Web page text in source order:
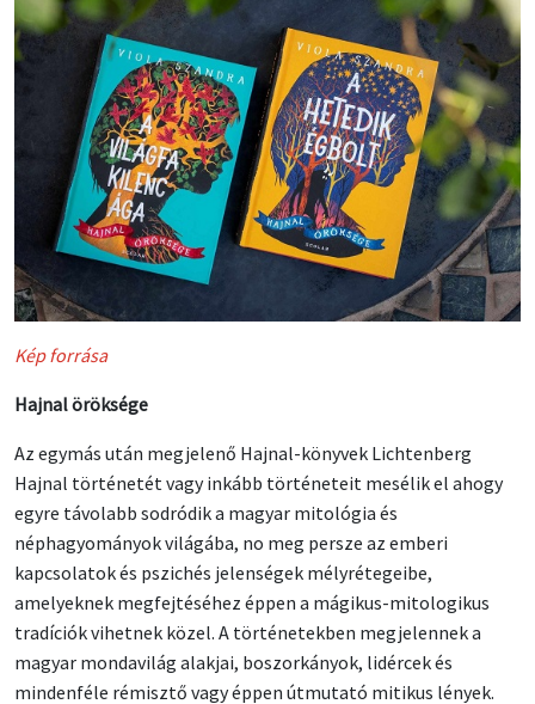
Kép forrása
Hajnal öröksége
Az egymás után megjelenő Hajnal-könyvek Lichtenberg
Hajnal történetét vagy inkább történeteit mesélik el ahogy
egyre távolabb sodródik a magyar mitológia és
néphagyományok világába, no meg persze az emberi
kapcsolatok és pszichés jelenségek mélyrétegeibe,
amelyeknek megfejtéséhez éppen a mágikus-mitologikus
tradíciók vihetnek közel. A történetekben megjelennek a
magyar mondavilág alakjai, boszorkányok, lidércek és
mindenféle rémisztő vagy éppen útmutató mitikus lények.